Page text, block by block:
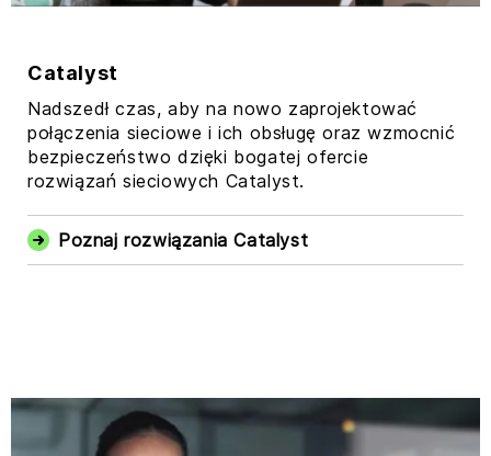
Catalyst
Nadszedł czas, aby na nowo zaprojektować
połączenia sieciowe i ich obsługę oraz wzmocnić
bezpieczeństwo dzięki bogatej ofercie
rozwiązań sieciowych Catalyst.
Poznaj rozwiązania Catalyst